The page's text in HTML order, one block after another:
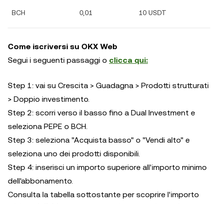
BCH 0,01 10 USDT
Come iscriversi su OKX Web
Segui i seguenti passaggi o clicca qui:
Step 1: vai su Crescita > Guadagna > Prodotti strutturati
> Doppio investimento.
Step 2: scorri verso il basso fino a Dual Investment e
seleziona PEPE o BCH.
Step 3: seleziona "Acquista basso" o "Vendi alto" e
seleziona uno dei prodotti disponibili.
Step 4: inserisci un importo superiore all'importo minimo
dell'abbonamento.
Consulta la tabella sottostante per scoprire l'importo